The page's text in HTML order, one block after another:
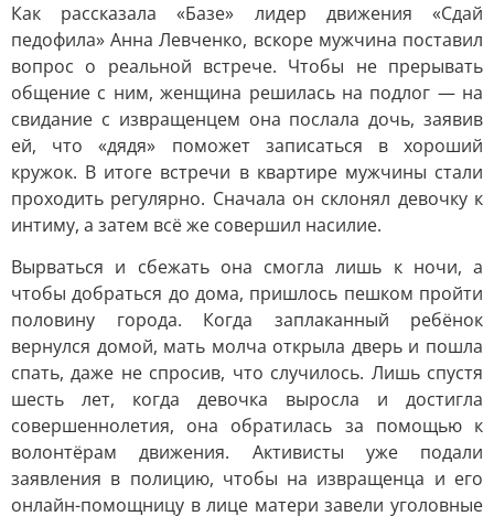
Как рассказала «Базе» лидер движения «Сдай
педофила» Анна Левченко, вскоре мужчина поставил
вопрос о реальной встрече. Чтобы не прерывать
общение с ним, женщина решилась на подлог — на
свидание с извращенцем она послала дочь, заявив
ей, что «дядя» поможет записаться в хороший
кружок. В итоге встречи в квартире мужчины стали
проходить регулярно. Сначала он склонял девочку к
интиму, а затем всё же совершил насилие.
Вырваться и сбежать она смогла лишь к ночи, а
чтобы добраться до дома, пришлось пешком пройти
половину города. Когда заплаканный ребёнок
вернулся домой, мать молча открыла дверь и пошла
спать, даже не спросив, что случилось. Лишь спустя
шесть лет, когда девочка выросла и достигла
совершеннолетия, она обратилась за помощью к
волонтёрам движения. Активисты уже подали
заявления в полицию, чтобы на извращенца и его
онлайн-помощницу в лице матери завели уголовные